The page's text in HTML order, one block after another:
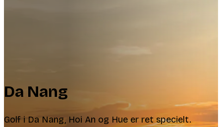
Da Nang
Golf i Da Nang, Hoi An og Hue er ret specielt.